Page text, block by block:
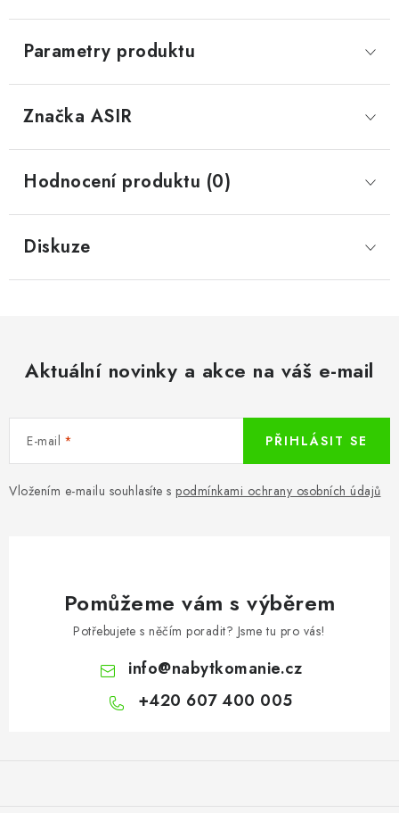
Parametry produktu
Značka ASIR
Hodnocení produktu (0)
Diskuze
Aktuální novinky a akce na váš e-mail
E-mail
Vložením e-mailu souhlasíte s podmínkami ochrany osobních údajů
PŘIHLÁSIT SE
Pomůžeme vám s výběrem
Potřebujete s něčím poradit? Jsme tu pro vás!
info@nabytkomanie.cz
+420 607 400 005